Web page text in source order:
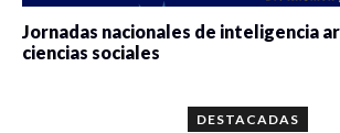
Jornadas nacionales de inteligencia
ciencias sociales
DESTACADAS